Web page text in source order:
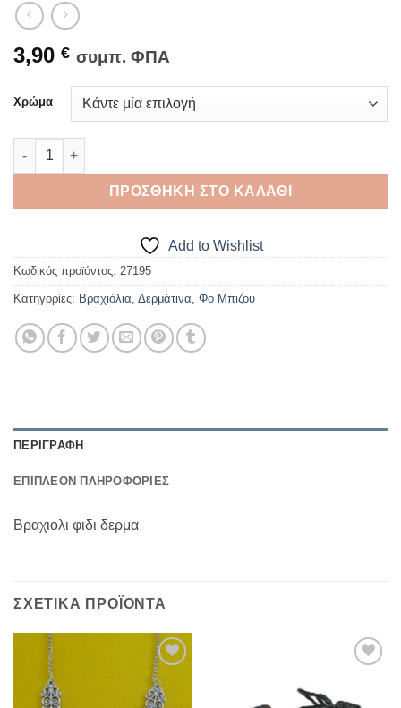
3,90 € συμπ. ΦΠΑ
Χρώμα
ΒΡΑΧΙΟΛΙ ΔΕΡΜΑΤΙΝΟ Σχέδιο 50 ποσότητα
ΠΡΟΣΘΉΚΗ ΣΤΟ ΚΑΛΆΘΙ
Add to Wishlist
Κωδικός προϊόντος: 27195
Κατηγορίες: Βραχιόλια Δερμάτινα Φο Μπιζού
ΠΕΡΙΓΡΑΦΉ
ΕΠΙΠΛΈΟΝ ΠΛΗΡΟΦΟΡΊΕΣ
Βραχιολι φιδι δερμα
ΣΧΕΤΙΚΆ ΠΡΟΪΌΝΤΑ
Add to
Wishlist